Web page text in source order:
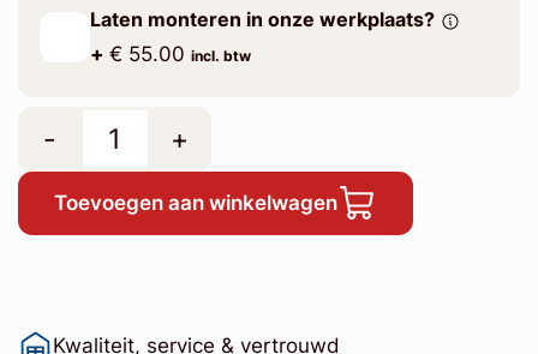
Laten monteren in onze werkplaats?
+ € 55.00 incl. btw
- +
Toevoegen aan winkelwagen
Kwaliteit, service & vertrouwd